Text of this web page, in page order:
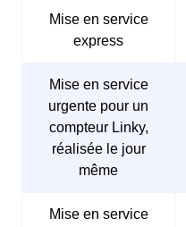
Mise en service
express
Mise en service
urgente pour un
compteur Linky,
réalisée le jour
même
Mise en service